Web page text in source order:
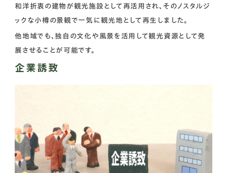
和洋折衷の建物が観光施設として再活用され、そのノスタルジ
ックな小樽の景観で一気に観光地として再生しました。
他地域でも、独自の文化や風景を活用して観光資源として発
展させることが可能です。
企業誘致